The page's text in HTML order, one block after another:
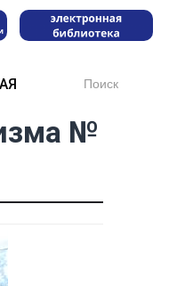
for:
№